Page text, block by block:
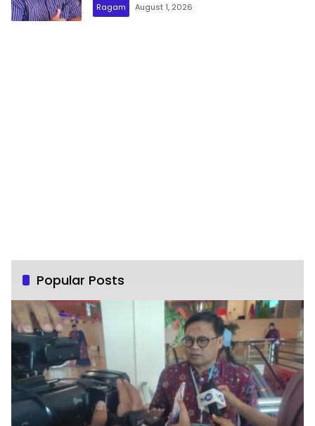
Ragam August 1, 2026
Popular Posts